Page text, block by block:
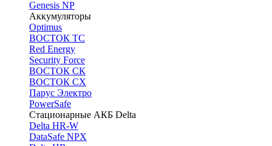
Genesis NP
Аккумуляторы
Optimus
ВОСТОК ТС
Red Energy
Security Force
ВОСТОК СК
ВОСТОК СХ
Парус Электро
PowerSafe
Стационарные АКБ Delta
Delta HR-W
DataSafe NPX